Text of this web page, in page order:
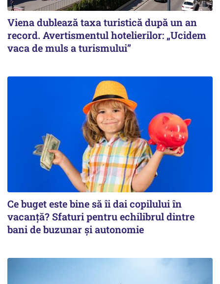
Viena dublează taxa turistică după un an
record. Avertismentul hotelierilor: „Ucidem
vaca de muls a turismului”
Ce buget este bine să îi dai copilului în
vacanță? Sfaturi pentru echilibrul dintre
bani de buzunar și autonomie